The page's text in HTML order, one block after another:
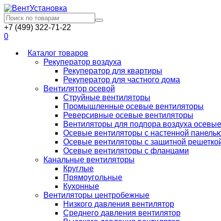
+7 (499) 322-71-22
0
Каталог товаров
Рекуператор воздуха
Рекуператор для квартиры
Рекуператор для частного дома
Вентилятор осевой
Струйные вентиляторы
Промышленные осевые вентиляторы
Реверсивные осевые вентиляторы
Вентиляторы для подпора воздуха осевые
Осевые вентиляторы с настенной
Осевые вентиляторы с защитной
Осевые вентиляторы с фланцами
Канальные вентиляторы
Круглые
Прямоугольные
Кухонные
Вентиляторы центробежные
Низкого давления вентилятор
Среднего давления вентилятор